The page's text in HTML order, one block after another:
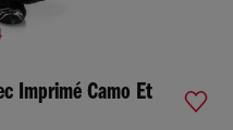
Imprimé Camo Et